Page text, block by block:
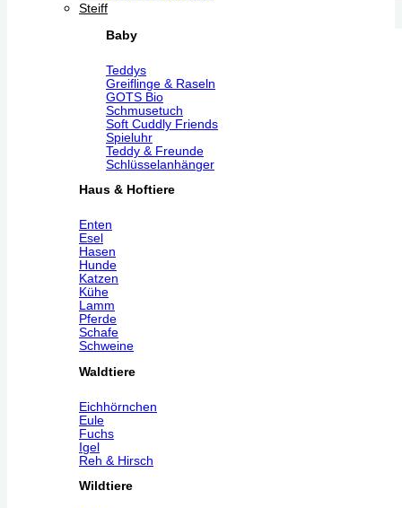
Steiff
Baby
Teddys
Greiflinge & Raseln
GOTS Bio
Schmusetuch
Soft Cuddly Friends
Spieluhr
Teddy & Freunde
Schlüsselanhänger
Haus & Hoftiere
Enten
Esel
Hasen
Hunde
Katzen
Kühe
Lamm
Pferde
Schafe
Schweine
Waldtiere
Eichhörnchen
Eule
Fuchs
Igel
Reh & Hirsch
Wildtiere